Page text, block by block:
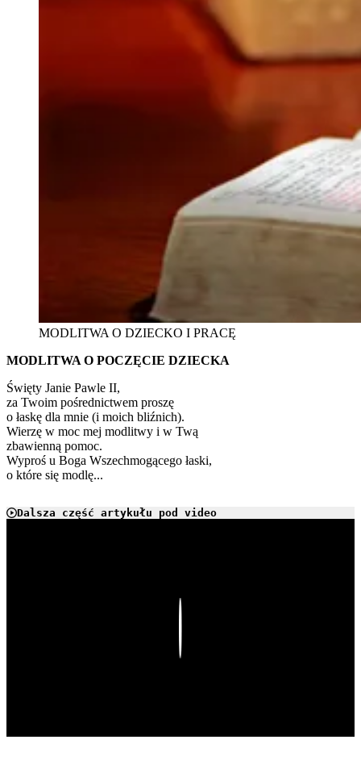
MODLITWA O DZIECKO I PRACĘ
MODLITWA O POCZĘCIE DZIECKA
Święty Janie Pawle II,
za Twoim pośrednictwem proszę
o łaskę dla mnie (i moich bliźnich).
Wierzę w moc mej modlitwy i w Twą
zbawienną pomoc.
Wyproś u Boga Wszechmogącego łaski,
o które się modlę...
Dalsza część artykułu pod video